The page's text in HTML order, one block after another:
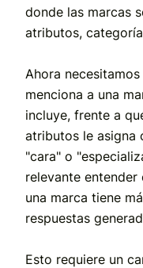
donde las marcas
atributos,
Ahora
menciona a una
incluye, frente a
atributos le asigna
"cara" o
relevante
una marca tiene
respuestas
Esto requiere un